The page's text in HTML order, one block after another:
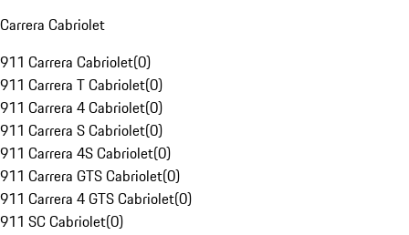
Carrera Cabriolet
911 Carrera Cabriolet(0)
911 Carrera T Cabriolet(0)
911 Carrera 4 Cabriolet(0)
911 Carrera S Cabriolet(0)
911 Carrera 4S Cabriolet(0)
911 Carrera GTS Cabriolet(0)
911 Carrera 4 GTS Cabriolet(0)
911 SC Cabriolet(0)